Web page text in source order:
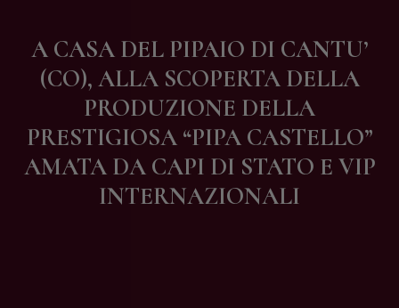
A CASA DEL PIPAIO DI CANTU’
(CO), ALLA SCOPERTA DELLA
PRODUZIONE DELLA
PRESTIGIOSA “PIPA CASTELLO”
AMATA DA CAPI DI STATO E VIP
INTERNAZIONALI
Contatti